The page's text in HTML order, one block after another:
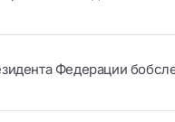
Федерации